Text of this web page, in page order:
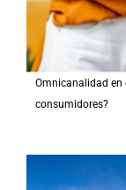
Omnicanalidad en
consumidores?